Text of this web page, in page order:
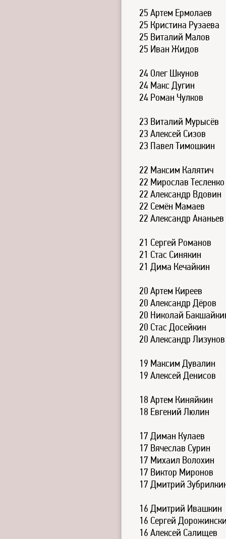
25 Артем Ермолаев
25 Кристина Рузаева
25 Виталий Малов
25 Иван Жидов
24 Олег Шкунов
24 Макс Дугин
24 Роман Чулков
23 Виталий Мурысёв
23 Алексей Сизов
23 Павел Тимошкин
22 Максим Калятич
22 Мирослав Тесленко
22 Александр Вдовин
22 Семён Мамаев
22 Александр Ананьев
21 Сергей Романов
21 Стас Синякин
21 Дима Кечайкин
20 Артем Киреев
20 Александр Дёров
20 Николай
20 Стас Досейкин
20 Александр Лизунов
19 Максим Дувалин
19 Алексей Денисов
18 Артем Киняйкин
18 Евгений Люлин
17 Диман Кулаев
17 Вячеслав Сурин
17 Михаил Волохин
17 Виктор Миронов
17 Дмитрий
16 Дмитрий Ивашкин
16 Сергей
16 Алексей Салищев